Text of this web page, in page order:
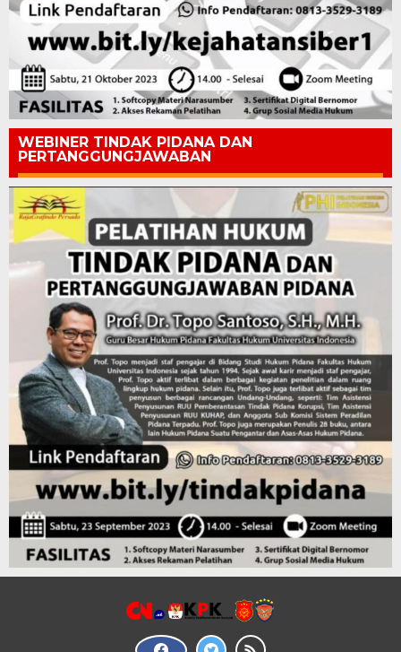
WEBINER TINDAK PIDANA DAN
PERTANGGUNGJAWABAN